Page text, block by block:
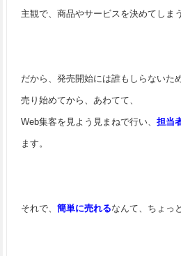
主観で、商品やサービスを決めてしま
だから、発売開始には誰もしらないため
売り始めてから、あわてて、
Web集客を見よう見まねで行い、 担当
ます。
それで、 簡単に売れるなんて、ちょっと